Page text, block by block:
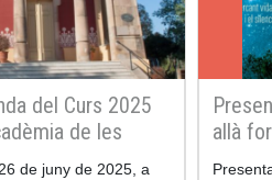
del Curs 2025
de les
de Barcelona
de juny de 2025, a
allà